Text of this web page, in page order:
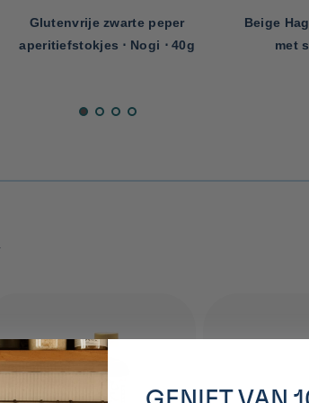
Glutenvrije zwarte peper
aperitiefstokjes ⋅ Nogi ⋅ 40g
Beige
met